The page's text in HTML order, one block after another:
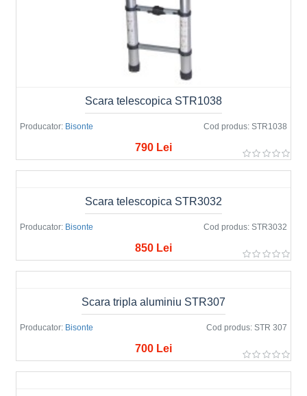
Producator: Bisonte Cod produs: STR1038
Scara telescopica STR1038
790 Lei
Producator: Bisonte Cod produs: STR3032
Scara telescopica STR3032
850 Lei
Producator: Bisonte Cod produs: STR 307
Scara tripla aluminiu STR307
700 Lei